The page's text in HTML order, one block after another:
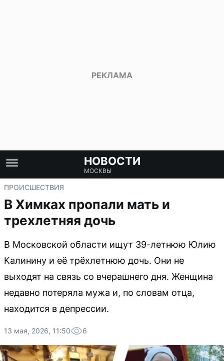
НОВОСТИ
МОСКВЫ
ПРОИСШЕСТВИЯ
В Химках пропали мать и
трехлетняя дочь
В Московской области ищут 39-летнюю Юлию
Калинину и её трёхлетнюю дочь. Они не
выходят на связь со вчерашнего дня. Женщина
недавно потеряла мужа и, по словам отца,
находится в депрессии.
13 мая, 2026, 11:50 6